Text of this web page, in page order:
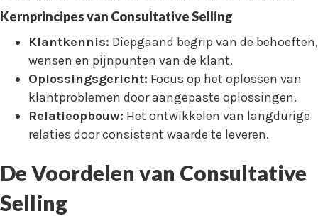
Kernprincipes van Consultative Selling
Klantkennis: Diepgaand begrip van de behoeften,
wensen en pijnpunten van de klant.
Oplossingsgericht: Focus op het oplossen van
klantproblemen door aangepaste oplossingen.
Relatieopbouw: Het ontwikkelen van langdurige
relaties door consistent waarde te leveren.
De Voordelen van Consultative
Selling